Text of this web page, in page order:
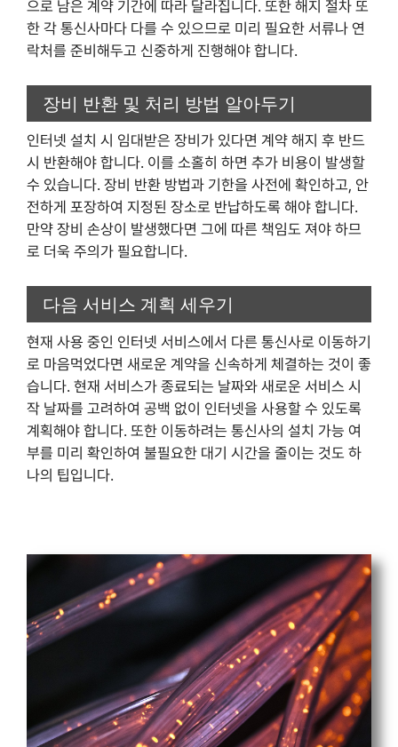
으로 남은 계약 기간에 따라 달라집니다. 또한 해지 절차 또
한 각 통신사마다 다를 수 있으므로 미리 필요한 서류나 연
락처를 준비해두고 신중하게 진행해야 합니다.
장비 반환 및 처리 방법 알아두기
인터넷 설치 시 임대받은 장비가 있다면 계약 해지 후 반드
시 반환해야 합니다. 이를 소홀히 하면 추가 비용이 발생할
수 있습니다. 장비 반환 방법과 기한을 사전에 확인하고, 안
전하게 포장하여 지정된 장소로 반납하도록 해야 합니다.
만약 장비 손상이 발생했다면 그에 따른 책임도 져야 하므
로 더욱 주의가 필요합니다.
다음 서비스 계획 세우기
현재 사용 중인 인터넷 서비스에서 다른 통신사로 이동하기
로 마음먹었다면 새로운 계약을 신속하게 체결하는 것이 좋
습니다. 현재 서비스가 종료되는 날짜와 새로운 서비스 시
작 날짜를 고려하여 공백 없이 인터넷을 사용할 수 있도록
계획해야 합니다. 또한 이동하려는 통신사의 설치 가능 여
부를 미리 확인하여 불필요한 대기 시간을 줄이는 것도 하
나의 팁입니다.